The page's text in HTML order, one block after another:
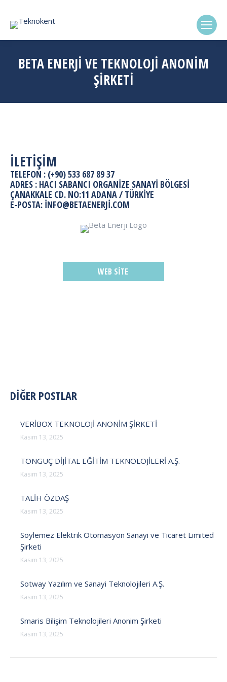
BETA ENERJİ VE TEKNOLOJİ ANONİM
ŞİRKETİ
İLETİŞİM
TELEFON : (+90) 533 687 89 37
ADRES : HACI SABANCI ORGANIZE SANAYI BÖLGESI
ÇANAKKALE CD. NO:11 ADANA / TÜRKİYE
E-POSTA: INFO@BETAENERJI.COM
WEB SITE
POST
DİĞER POSTLAR
VERİBOX TEKNOLOJİ ANONİM ŞİRKETİ
Kasım 13, 2025
TONGUÇ DİJİTAL EĞİTİM TEKNOLOJİLERİ A.Ş.
Kasım 13, 2025
TALİH ÖZDAŞ
Kasım 13, 2025
Söylemez Elektrik Otomasyon Sanayi ve Ticaret Limited
Şirketi
Kasım 13, 2025
Sotway Yazılım ve Sanayi Teknolojileri A.Ş.
Kasım 13, 2025
Smaris Bilişim Teknolojileri Anonim Şirketi
Kasım 13, 2025